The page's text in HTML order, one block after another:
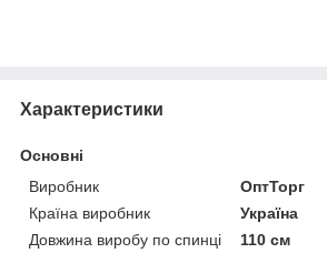
Характеристики
Основні
Виробник
ОптТорг
Країна виробник
Україна
Довжина виробу по спинці
110 см